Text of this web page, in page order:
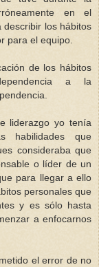
en el
describir los hábitos
para el equipo.
de los hábitos
a la
liderazgo yo tenía
habilidades que
consideraba que
o líder de un
para llegar a ello
personales que
y es sólo hasta
a enfocarnos
el error de no